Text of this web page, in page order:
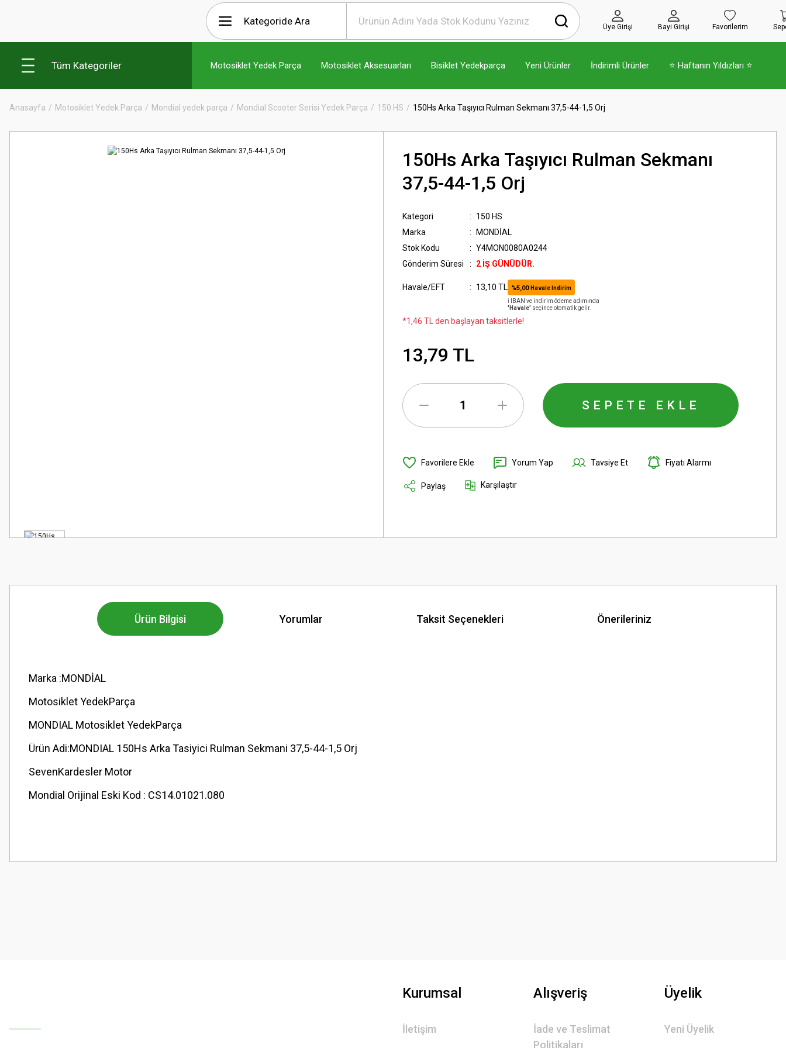
Üye Girişi Bayi Girişi Favorilerim
Tüm Kategoriler Motosiklet Yedek Parça Motosiklet Aksesuarları Bisiklet Yedekparça Yeni Ürünler İndirimli Ürünler ⭐ Haftanın Yıldızları ⭐
Anasayfa Motosiklet Yedek Parça Mondial yedek parça Mondial Scooter Serisi Yedek Parça 150 HS 150Hs Arka Taşıyıcı Rulman Sekmanı 37,5-44-1,5 Orj
150Hs Arka Taşıyıcı Rulman Sekmanı
37,5-44-1,5 Orj
Kategori
150 HS
Marka
MONDİAL
Stok Kodu
Y4MON0080A0244
Gönderim Süresi
2 İŞ GÜNÜDÜR.
Havale/EFT 13,10 TL %5,00 Havale İndirim
ℹ️ IBAN ve indirim ödeme adımında
'Havale' seçince otomatik gelir.
*1,46 TL den başlayan taksitlerle!
13,79 TL
SEPETE EKLE
Yorum Yap Tavsiye Et Fiyatı Alarmı
Paylaş Karşılaştır
Ürün Bilgisi Yorumlar Taksit Seçenekleri Önerileriniz
Marka :MONDİAL
Motosiklet YedekParça
MONDIAL Motosiklet YedekParça
Ürün Adi:MONDIAL 150Hs Arka Tasiyici Rulman Sekmani 37,5-44-1,5 Orj
SevenKardesler Motor
Mondial Orijinal Eski Kod : CS14.01021.080
Görüş ve önerileriniz için teşekkür ederiz.
Gönder
Kurumsal
İletişim
Alışveriş
İade ve Teslimat
Politikaları
Üyelik
Yeni Üyelik